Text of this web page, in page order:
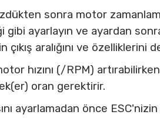
sonra motor
gibi ayarlayın ve ayardan
aralığını ve özelliklerini
hızını (/RPM)
oran gerektirir.
ayarlamadan önce